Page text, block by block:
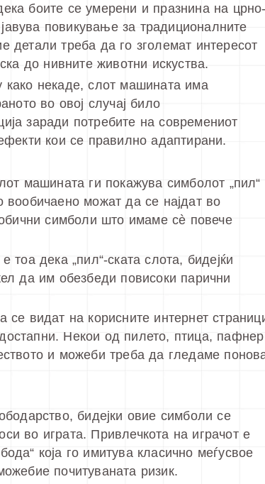
боите се умерени и празнина на
повикување за традиционалните
детали треба да го зголемат интересот
до нивните животни искуства.
некаде, слот машината има
во овој случај било
заради потребите на современиот
кои се правилно адаптирани.
машината ги покажува симболот „пил“
вообичаено можат да се најдат во
симболи што имаме сè повече
дека „пил“-ската слота, бидејќи
да им обезбеди повисоки парични
видат на корисните интернет
Некои од пилето, птица, пафнер
и можеби треба да гледаме
бидејки овие симболи се
во играта. Привлечкота на играчот е
која го имитува класично меѓусвое
почитуваната ризик.